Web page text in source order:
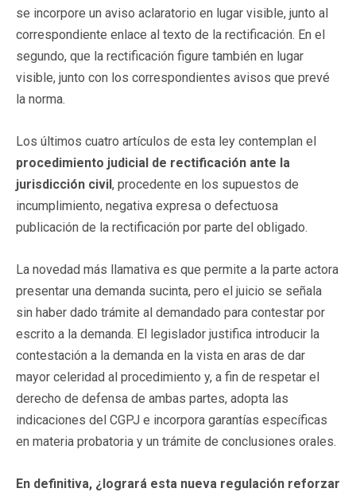
se incorpore un aviso aclaratorio en lugar visible, junto al
correspondiente enlace al texto de la rectificación. En el
segundo, que la rectificación figure también en lugar
visible, junto con los correspondientes avisos que prevé
la norma.
Los últimos cuatro artículos de esta ley contemplan el
procedimiento judicial de rectificación ante la
jurisdicción civil, procedente en los supuestos de
incumplimiento, negativa expresa o defectuosa
publicación de la rectificación por parte del obligado.
La novedad más llamativa es que permite a la parte actora
presentar una demanda sucinta, pero el juicio se señala
sin haber dado trámite al demandado para contestar por
escrito a la demanda. El legislador justifica introducir la
contestación a la demanda en la vista en aras de dar
mayor celeridad al procedimiento y, a fin de respetar el
derecho de defensa de ambas partes, adopta las
indicaciones del CGPJ e incorpora garantías específicas
en materia probatoria y un trámite de conclusiones orales.
En definitiva, ¿logrará esta nueva regulación reforzar